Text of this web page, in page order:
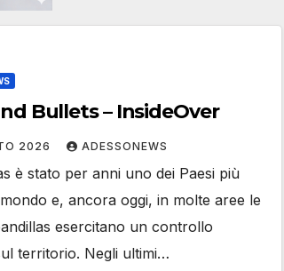
Bullets – InsideOver
2026 ADESSONEWS
è stato per anni uno dei Paesi più
e, ancora oggi, in molte aree le
esercitano un controllo
territorio. Negli ultimi…